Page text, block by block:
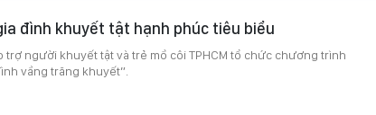
đình khuyết tật hạnh phúc tiêu biểu
trợ người khuyết tật và trẻ mồ côi TPHCM tổ chức chương trình
vầng trăng khuyết”.